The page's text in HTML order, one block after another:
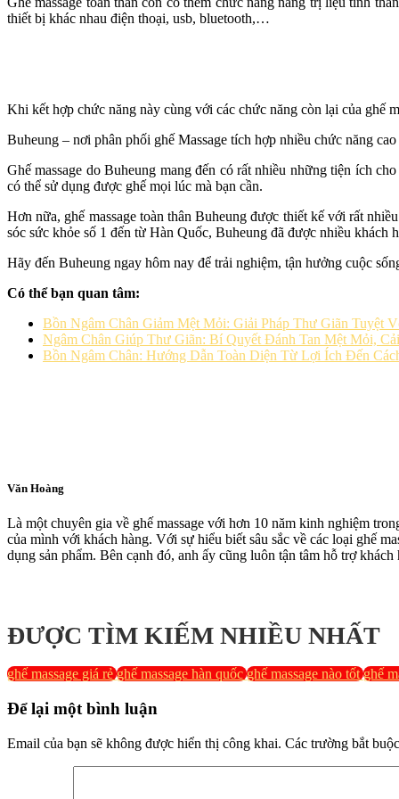
thiết bị khác nhau điện thoại, usb, bluetooth,…
Khi kết hợp chức năng này cùng với các chức năng còn lại của ghế
Buheung – nơi phân phối ghế Massage tích hợp nhiều chức năng cao
Ghế massage do Buheung mang đến có rất nhiều những tiện ích
có thể sử dụng được ghế mọi lúc mà bạn cần.
Hơn nữa, ghế massage toàn thân Buheung được thiết kế với rất
sóc sức khỏe số 1 đến từ Hàn Quốc, Buheung đã được nhiều khách
Hãy đến Buheung ngay hôm nay để trải nghiệm, tận hưởng cuộc
Có thể bạn quan tâm:
Bồn Ngâm Chân Giảm Mệt Mỏi: Giải Pháp Thư Giãn Tuyệt
Ngâm Chân Giúp Thư Giãn: Bí Quyết Đánh Tan Mệt Mỏi,
Bồn Ngâm Chân: Hướng Dẫn Toàn Diện Từ Lợi Ích Đến
Văn Hoàng
Là một chuyên gia về ghế massage với hơn 10 năm kinh nghiệm
của mình với khách hàng. Với sự hiểu biết sâu sắc về các loại ghế
dụng sản phẩm. Bên cạnh đó, anh ấy cũng luôn tận tâm hỗ trợ
ĐƯỢC TÌM KIẾM NHIỀU NHẤT
ghế massage giá rẻ ghế massage hàn quốc ghế massage nào tốt ghế
Để lại một bình luận
Email của bạn sẽ không được hiển thị công khai. Các trường bắt